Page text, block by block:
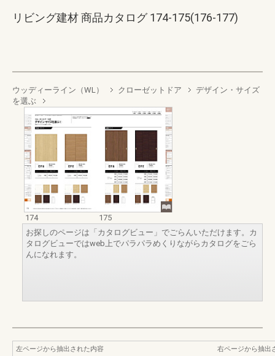
リビング建材 商品カタログ 174-175(176-177)
ウッディーライン（WL） クローゼットドア
デザイン・サイズ
を選ぶ
174
175
お探しのページは「カタログビュー」でごらんいただけます。カ
タログビューではweb上でパラパラめくりながらカタログをごら
んになれます。
左ページから抽出された内容
右ページから抽出